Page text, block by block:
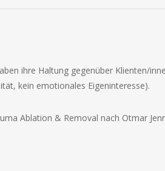
ihre Haltung gegenüber Klienten/
kein emotionales Eigeninteresse).
Ablation & Removal nach Otmar